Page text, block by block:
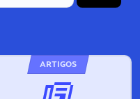
ARTIGOS